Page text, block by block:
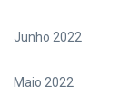
Junho 2022
Maio 2022